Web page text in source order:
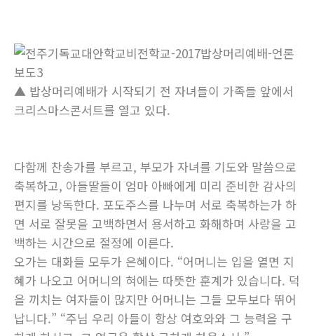
▲ 밥상머리예배가 시작되기 전 자녀들이 가족들 앞에서
크리스마스콘서트를 열고 있다.
다함께 찬송가를 부르고, 부모가 자녀를 기도와 말씀으로
축복하고, 아들딸들이 엄마 아빠에게 미리 준비한 감사의
편지를 낭독한다. 포도주스를 나누며 서로 축복하는가 하
면 서로 잘못을 고백하면서 용서하고 화해하며 사랑을 고
백하는 시간으로 절정에 이른다.
오가는 대화들 모두가 은혜이다. “어머니는 입을 열면 지
혜가 나오고 어머니의 혀에는 따뜻한 훈계가 있습니다. 덕
을 끼치는 여자들이 많지만 어머니는 그들 모두보다 뛰어
납니다.” “주님 우리 아들이 항상 여호와와 그 능력을 구